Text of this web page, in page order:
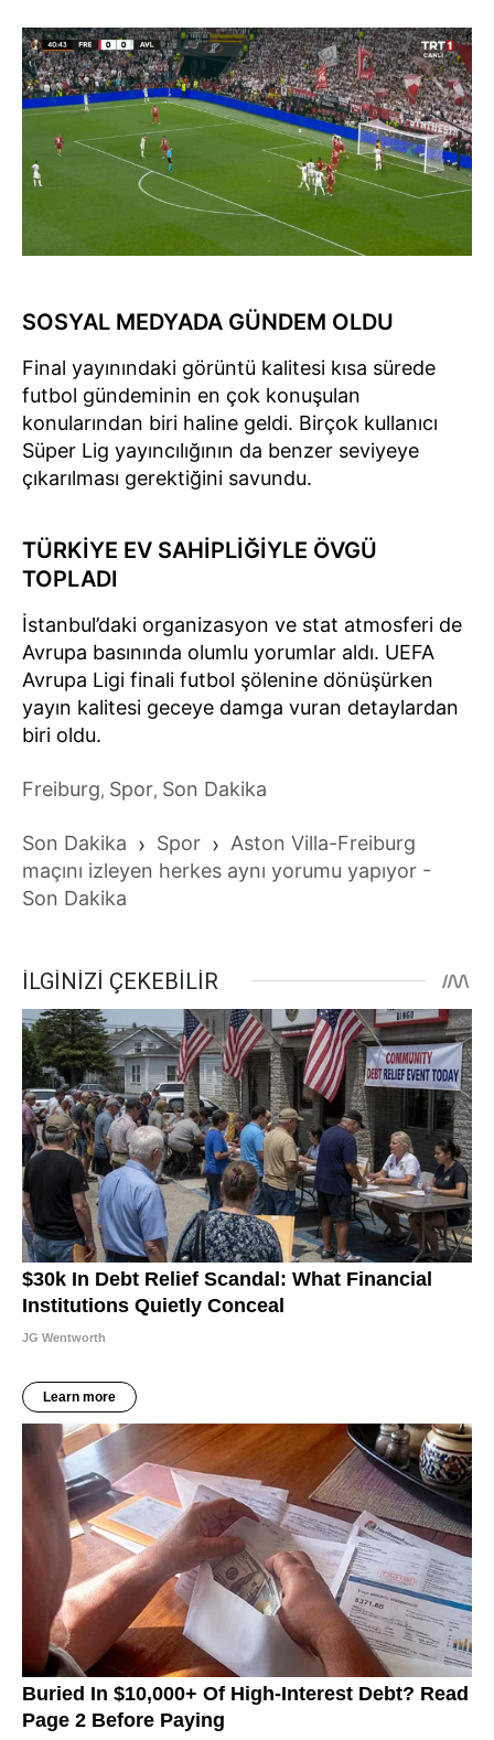
SOSYAL MEDYADA GÜNDEM OLDU
Final yayınındaki görüntü kalitesi kısa sürede
futbol gündeminin en çok konuşulan
konularından biri haline geldi. Birçok kullanıcı
Süper Lig yayıncılığının da benzer seviyeye
çıkarılması gerektiğini savundu.
TÜRKİYE EV SAHİPLİĞİYLE ÖVGÜ
TOPLADI
İstanbul’daki organizasyon ve stat atmosferi de
Avrupa basınında olumlu yorumlar aldı. UEFA
Avrupa Ligi finali futbol şölenine dönüşürken
yayın kalitesi geceye damga vuran detaylardan
biri oldu.
Freiburg, Spor, Son Dakika
Son Dakika › Spor › Aston Villa-Freiburg
maçını izleyen herkes aynı yorumu yapıyor -
Son Dakika